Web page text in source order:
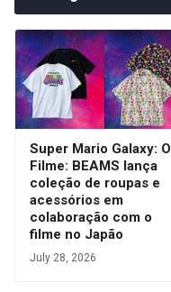
Super Mario Galaxy: O
Filme: BEAMS lança
coleção de roupas e
acessórios em
colaboração com o
filme no Japão
July 28, 2026